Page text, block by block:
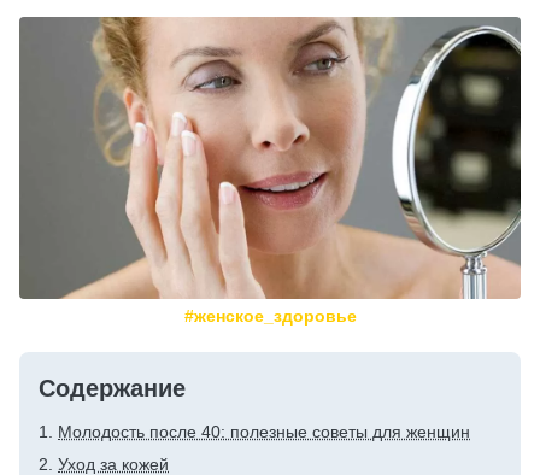
#женское_здоровье
Содержание
Молодость после 40: полезные советы для женщин
Уход за кожей